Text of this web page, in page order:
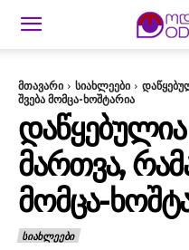
მთავარი სიახლეები
შვება მომცა-ხოშტარია
ᲛᲐᲠᲗᲕᲐ,
ᲛᲝᲛᲪᲐ-
ᲡᲘᲐᲮᲚᲔᲔᲑᲘ